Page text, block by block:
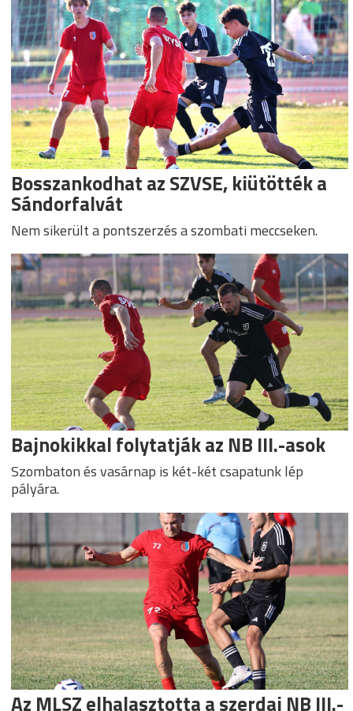
Bosszankodhat az SZVSE, kiütötték a
Sándorfalvát
Nem sikerült a pontszerzés a szombati meccseken.
Bajnokikkal folytatják az NB III.-asok
Szombaton és vasárnap is két-két csapatunk lép
pályára.
Az MLSZ elhalasztotta a szerdai NB III.-